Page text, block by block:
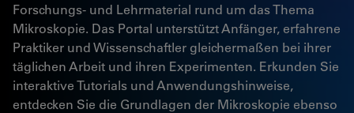
Forschungs- und Lehrmaterial rund um das Thema
Mikroskopie. Das Portal unterstützt Anfänger, erfahrene
Praktiker und Wissenschaftler gleichermaßen bei ihrer
täglichen Arbeit und ihren Experimenten. Erkunden Sie
interaktive Tutorials und Anwendungshinweise,
entdecken Sie die Grundlagen der Mikroskopie ebenso